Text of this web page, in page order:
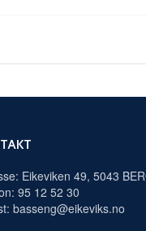
Eikeviken 49, 5043
95 12 52 30
basseng@eikeviks.no